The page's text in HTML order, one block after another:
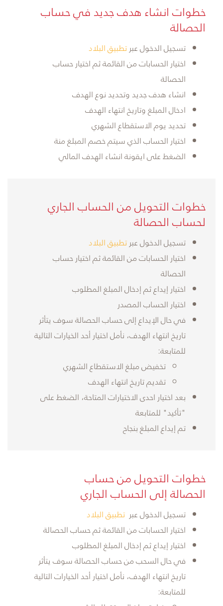
​خطوات انشاء هدف جديد في حساب
الحصالة
تسجيل الدخول عبرتطبيق البلاد
اختيار الحسابات من القائمة ثم اختيار حساب
الحصالة
انشاء هدف جديد وتحديد نوع الهدف
ادخال المبلغ وتاريخ انتهاء الهدف
تحديد يوم الاستقطاع الشهري
اختيار الحساب الذي سيتم خصم المبلغ منة
الضغط على ايقونة انشاء الهدف المالي
​خطوات التحويل من الحساب الجاري
لحساب الحصالة
تسجيل الدخول عبرتطبيق البلاد
اختيار الحسابات من القائمة ثم اختيار حساب
الحصالة
اختيار إيداع ثم إدخال المبلغ المطلوب
اختيار الحساب المصدر
في حال الإيداع إلى حساب الحصالة سوف يتأثر
تاريخ انتهاء الهدف، نأمل اختيار أحد الخيارات التالية
للمتابعة:
تخفيض مبلغ الاستقطاع الشهري
تقديم تاريخ انتهاء الهدف
بعد اختيار احدى الاختيارات المتاحة، الضغط على
"تأكيد" للمتابعة
تم إيداع المبلغ بنجاح
​خطوات التحويل من حساب
الحصالة إلى الحساب الجاري
تسجيل الدخول عبر تطبيق البلاد
اختيار الحسابات من القائمة ثم حساب الحصالة
اختيار إيداع ثم إدخال المبلغ المطلوب
في حال السحب من حساب الحصالة سوف يتأثر
تاريخ انتهاء الهدف، نأمل اختيار أحد الخيارات التالية
للمتابعة: